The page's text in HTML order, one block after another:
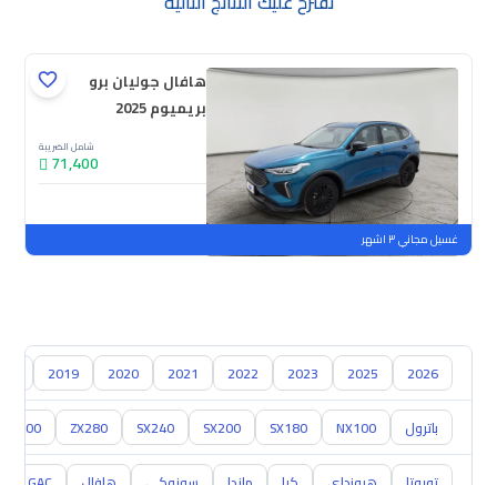
هافال جوليان برو
بريميوم 2025
شامل الضريبة
71,400
جديدة
ملوحة
غسيل مجاني ٣ اشهر
2026
2025
2023
2022
2021
2020
2019
باترول NX100
SX180
SX200
SX240
ZX280
ZX300